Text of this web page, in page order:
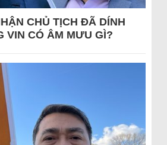
CHỦ TỊCH ĐÃ DÍNH
VIN CÓ ÂM MƯU GÌ?